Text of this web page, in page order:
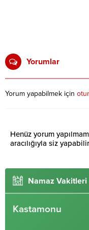
Yorumlar
Yorum yapabilmek için
Henüz yorum
aracılığıyla siz
Namaz Vakitleri
Kastamonu